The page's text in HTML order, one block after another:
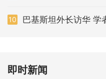
10 巴基斯坦外长访华 学
即时新闻